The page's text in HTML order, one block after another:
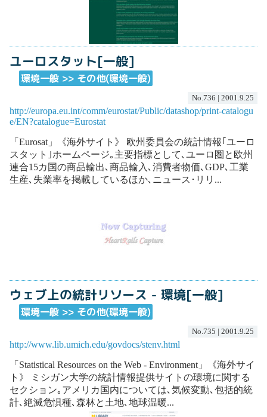
ユーロスタット[一般]
環境一般 >> その他(環境一般)
No.736 | 2001.9.25
http://europa.eu.int/comm/eurostat/Public/datashop/print-catalogu
e/EN?catalogue=Eurostat
「Eurosat」《海外サイト》 欧州委員会の統計情報｢ユーロ
スタット｣ホームページ｡主要指標として､ユーロ圏と欧州
連合15カ国の商品輸出､商品輸入､消費者物価､GDP､工業
生産､失業率を掲載しているほか､ニュース･リリ...
ウェブ上の統計リソース - 環境[一般]
環境一般 >> その他(環境一般)
No.735 | 2001.9.25
http://www.lib.umich.edu/govdocs/stenv.html
「Statistical Resources on the Web - Environment」《海外サイ
ト》 ミシガン大学の統計情報提供サイトの環境に関する
セクション｡アメリカ国内については､気候変動､包括的統
計､絶滅危惧種､森林と土地､地球温暖...